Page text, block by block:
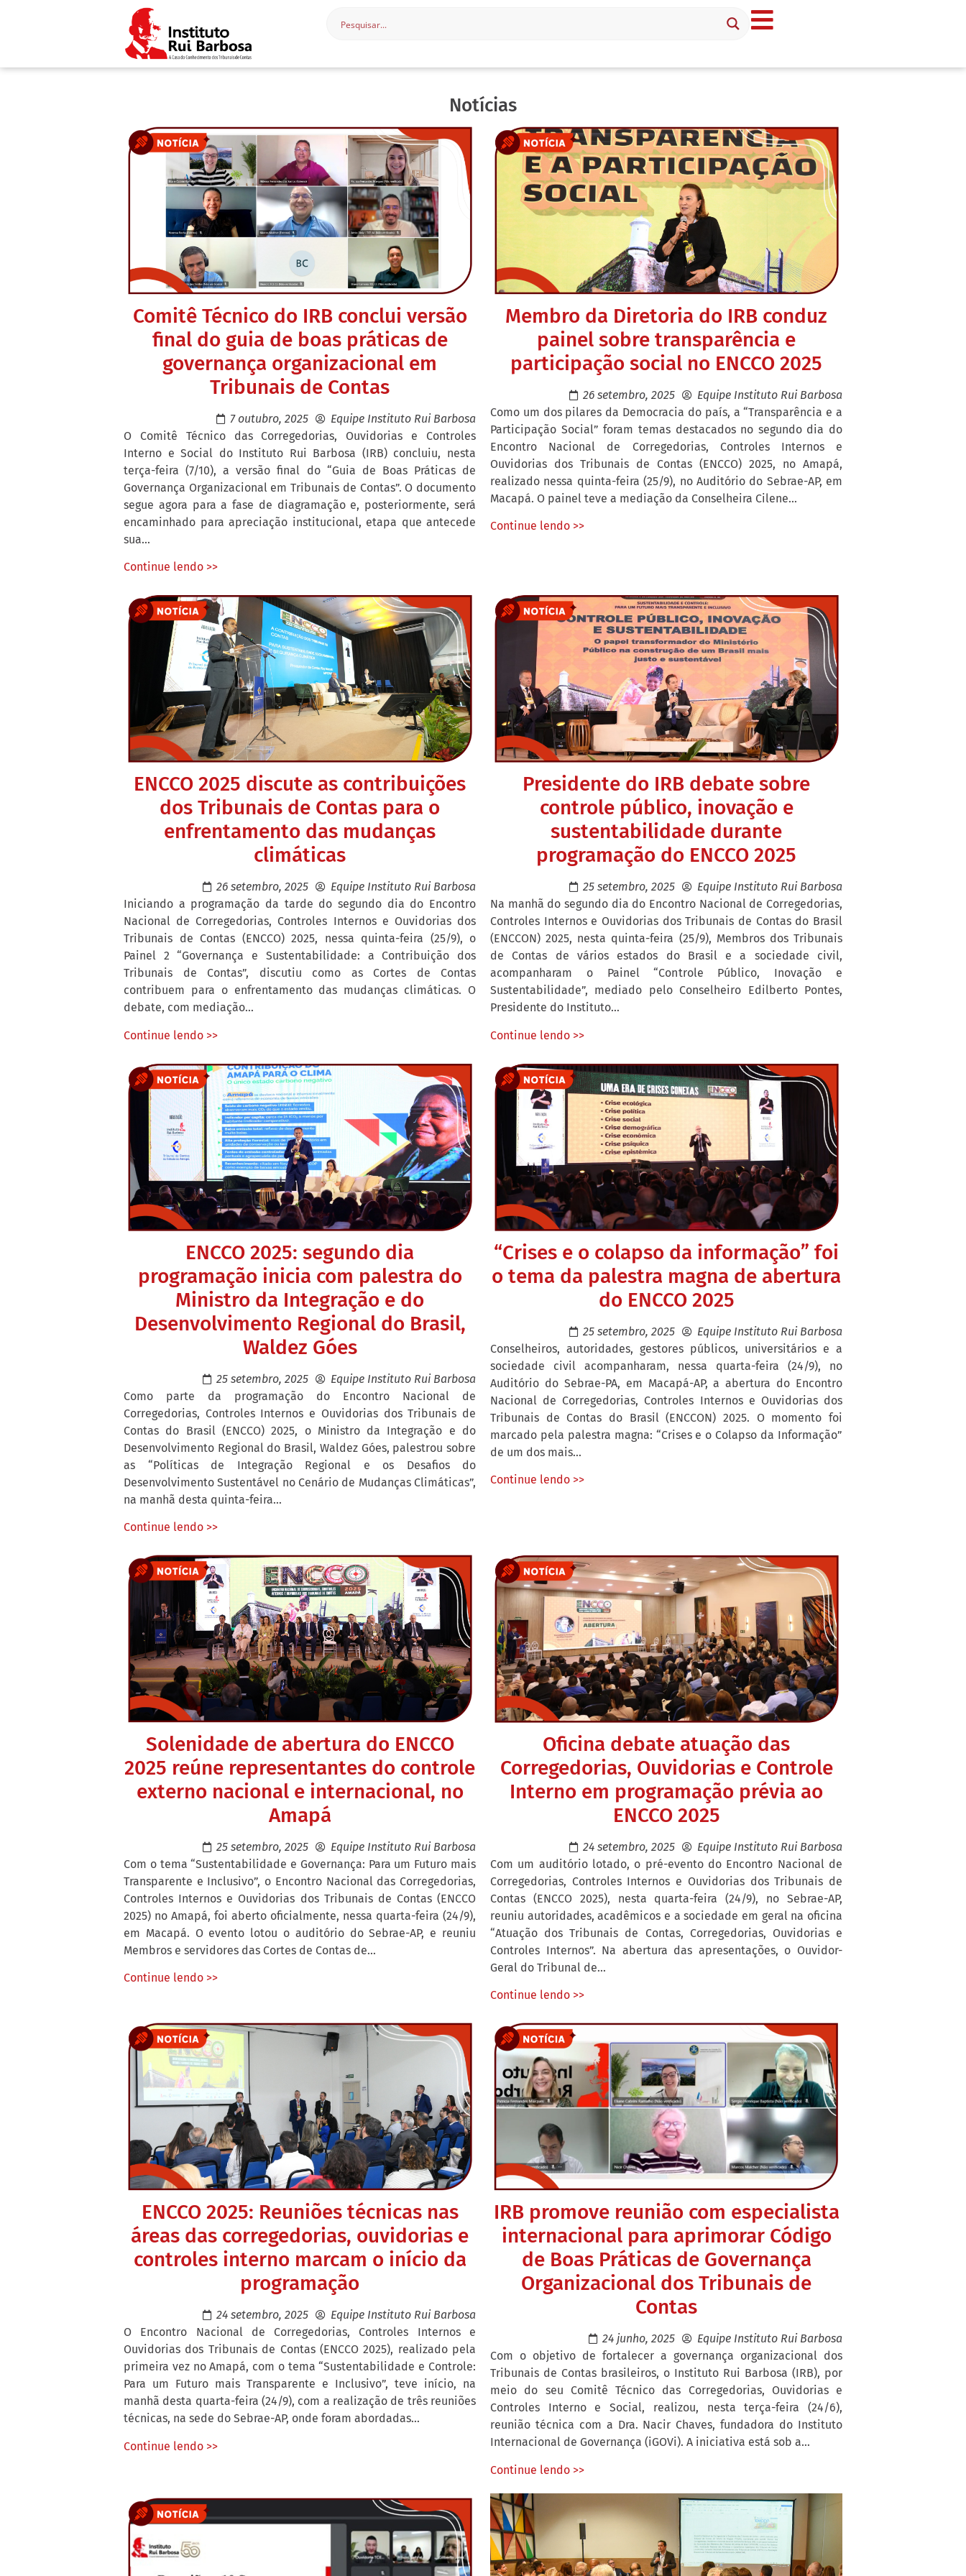
Notícias
Comitê Técnico do IRB conclui versão
final do guia de boas práticas de
governança organizacional em
Tribunais de Contas
7 outubro, 2025
Equipe Instituto Rui Barbosa
O Comitê Técnico das Corregedorias, Ouvidorias e Controles
Interno e Social do Instituto Rui Barbosa (IRB) concluiu, nesta
terça-feira (7/10), a versão final do “Guia de Boas Práticas de
Governança Organizacional em Tribunais de Contas”. O documento
segue agora para a fase de diagramação e, posteriormente, será
encaminhado para apreciação institucional, etapa que antecede
sua...
Continue lendo >>
Membro da Diretoria do IRB conduz
painel sobre transparência e
participação social no ENCCO 2025
26 setembro, 2025
Equipe Instituto Rui Barbosa
Como um dos pilares da Democracia do país, a “Transparência e a
Participação Social” foram temas destacados no segundo dia do
Encontro Nacional de Corregedorias, Controles Internos e
Ouvidorias dos Tribunais de Contas (ENCCO) 2025, no Amapá,
realizado nessa quinta-feira (25/9), no Auditório do Sebrae-AP, em
Macapá. O painel teve a mediação da Conselheira Cilene...
Continue lendo >>
ENCCO 2025 discute as contribuições
dos Tribunais de Contas para o
enfrentamento das mudanças
climáticas
26 setembro, 2025
Equipe Instituto Rui Barbosa
Iniciando a programação da tarde do segundo dia do Encontro
Nacional de Corregedorias, Controles Internos e Ouvidorias dos
Tribunais de Contas (ENCCO) 2025, nessa quinta-feira (25/9), o
Painel 2 “Governança e Sustentabilidade: a Contribuição dos
Tribunais de Contas”, discutiu como as Cortes de Contas
contribuem para o enfrentamento das mudanças climáticas. O
debate, com mediação...
Continue lendo >>
Presidente do IRB debate sobre
controle público, inovação e
sustentabilidade durante
programação do ENCCO 2025
25 setembro, 2025
Equipe Instituto Rui Barbosa
Na manhã do segundo dia do Encontro Nacional de Corregedorias,
Controles Internos e Ouvidorias dos Tribunais de Contas do Brasil
(ENCCON) 2025, nesta quinta-feira (25/9), Membros dos Tribunais
de Contas de vários estados do Brasil e a sociedade civil,
acompanharam o Painel “Controle Público, Inovação e
Sustentabilidade”, mediado pelo Conselheiro Edilberto Pontes,
Presidente do Instituto...
Continue lendo >>
ENCCO 2025: segundo dia
programação inicia com palestra do
Ministro da Integração e do
Desenvolvimento Regional do Brasil,
Waldez Góes
25 setembro, 2025
Equipe Instituto Rui Barbosa
Como parte da programação do Encontro Nacional de
Corregedorias, Controles Internos e Ouvidorias dos Tribunais de
Contas do Brasil (ENCCO) 2025, o Ministro da Integração e do
Desenvolvimento Regional do Brasil, Waldez Góes, palestrou sobre
as “Políticas de Integração Regional e os Desafios do
Desenvolvimento Sustentável no Cenário de Mudanças Climáticas”,
na manhã desta quinta-feira...
Continue lendo >>
“Crises e o colapso da informação” foi
o tema da palestra magna de abertura
do ENCCO 2025
25 setembro, 2025
Equipe Instituto Rui Barbosa
Conselheiros, autoridades, gestores públicos, universitários e a
sociedade civil acompanharam, nessa quarta-feira (24/9), no
Auditório do Sebrae-PA, em Macapá-AP, a abertura do Encontro
Nacional de Corregedorias, Controles Internos e Ouvidorias dos
Tribunais de Contas do Brasil (ENCCON) 2025. O momento foi
marcado pela palestra magna: “Crises e o Colapso da Informação”
de um dos mais...
Continue lendo >>
Solenidade de abertura do ENCCO
2025 reúne representantes do controle
externo nacional e internacional, no
Amapá
25 setembro, 2025
Equipe Instituto Rui Barbosa
Com o tema “Sustentabilidade e Governança: Para um Futuro mais
Transparente e Inclusivo”, o Encontro Nacional das Corregedorias,
Controles Internos e Ouvidorias dos Tribunais de Contas (ENCCO
2025) no Amapá, foi aberto oficialmente, nessa quarta-feira (24/9),
em Macapá. O evento lotou o auditório do Sebrae-AP, e reuniu
Membros e servidores das Cortes de Contas de...
Continue lendo >>
Oficina debate atuação das
Corregedorias, Ouvidorias e Controle
Interno em programação prévia ao
ENCCO 2025
24 setembro, 2025
Equipe Instituto Rui Barbosa
Com um auditório lotado, o pré-evento do Encontro Nacional de
Corregedorias, Controles Internos e Ouvidorias dos Tribunais de
Contas (ENCCO 2025), nesta quarta-feira (24/9), no Sebrae-AP,
reuniu autoridades, acadêmicos e a sociedade em geral na oficina
“Atuação dos Tribunais de Contas, Corregedorias, Ouvidorias e
Controles Internos”. Na abertura das apresentações, o Ouvidor-
Geral do Tribunal de...
Continue lendo >>
ENCCO 2025: Reuniões técnicas nas
áreas das corregedorias, ouvidorias e
controles interno marcam o início da
programação
24 setembro, 2025
Equipe Instituto Rui Barbosa
O Encontro Nacional de Corregedorias, Controles Internos e
Ouvidorias dos Tribunais de Contas (ENCCO 2025), realizado pela
primeira vez no Amapá, com o tema “Sustentabilidade e Controle:
Para um Futuro mais Transparente e Inclusivo”, teve início, na
manhã desta quarta-feira (24/9), com a realização de três reuniões
técnicas, na sede do Sebrae-AP, onde foram abordadas...
Continue lendo >>
IRB promove reunião com especialista
internacional para aprimorar Código
de Boas Práticas de Governança
Organizacional dos Tribunais de
Contas
24 junho, 2025
Equipe Instituto Rui Barbosa
Com o objetivo de fortalecer a governança organizacional dos
Tribunais de Contas brasileiros, o Instituto Rui Barbosa (IRB), por
meio do seu Comitê Técnico das Corregedorias, Ouvidorias e
Controles Interno e Social, realizou, nesta terça-feira (24/6),
reunião técnica com a Dra. Nacir Chaves, fundadora do Instituto
Internacional de Governança (iGOVi). A iniciativa está sob a...
Continue lendo >>